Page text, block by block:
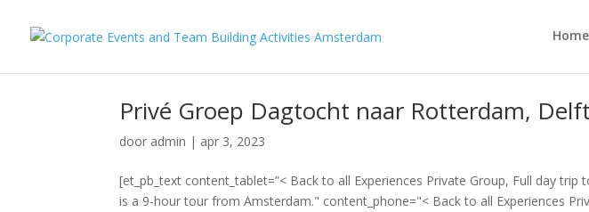
Home
Privé Groep Dagtocht naar Rotterdam,
door admin | apr 3, 2023
[et_pb_text content_tablet=”< Back to all Experiences Private Group, Full day
is a 9-hour tour from Amsterdam." content_phone="< Back to all Experiences